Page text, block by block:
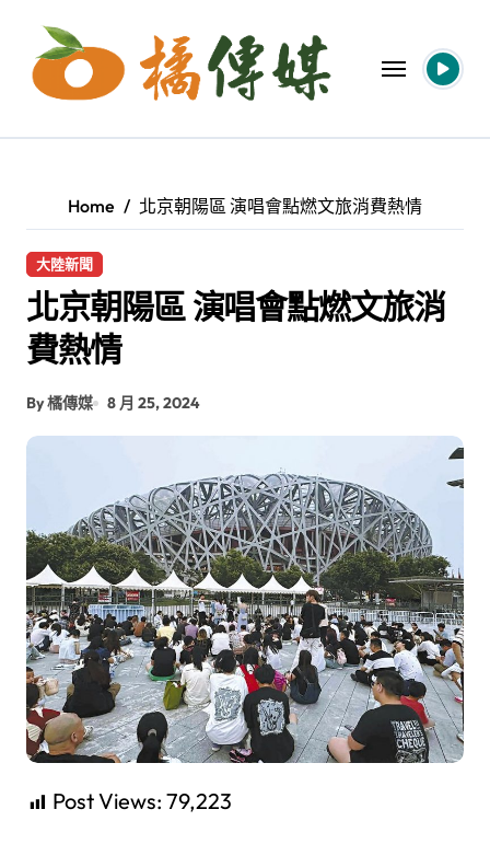
content
Home 北京朝陽區 演唱會點燃文旅消費熱情
大陸新聞
北京朝陽區 演唱會點燃文旅消
費熱情
By 橘傳媒 8 月 25, 2024
Post Views: 79,223